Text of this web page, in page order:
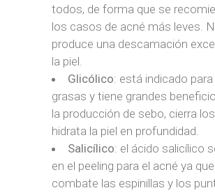
todos, de forma que se
los casos de acné más leves.
produce una descamación
la piel.
Glicólico: está indicado para
grasas y tiene grandes
la producción de sebo, cierra
hidrata la piel en profundidad.
Salicílico: el ácido salicílico
en el peeling para el acné ya que
combate las espinillas y los